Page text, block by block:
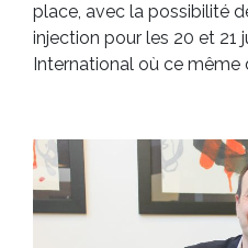
place, avec la possibilité
injection pour les 20 et 21
International où ce